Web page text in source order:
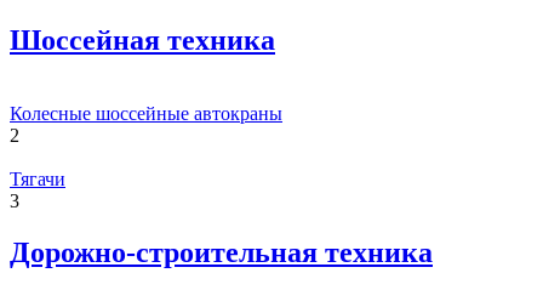
Шоссейная техника
Колесные шоссейные автокраны
2
Тягачи
3
Дорожно-строительная техника